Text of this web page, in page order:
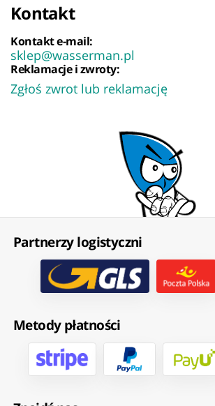
Kontakt
Kontakt e-mail:
sklep@wasserman.pl
Reklamacje i zwroty:
Zgłoś zwrot lub reklamację
Partnerzy logistyczni
Metody płatności